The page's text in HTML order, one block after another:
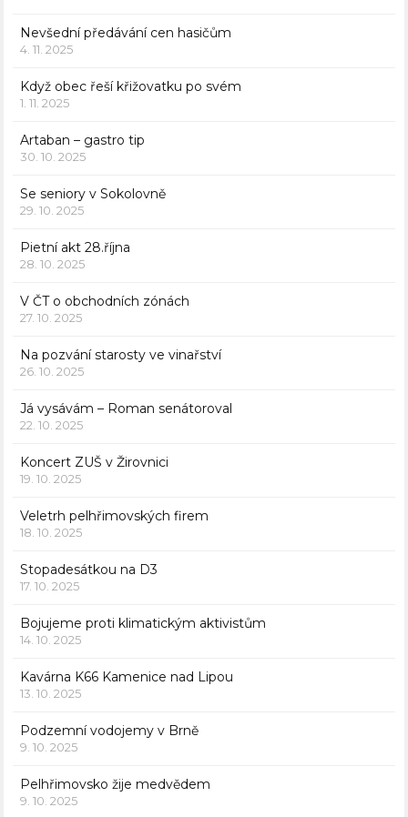
Nevšední předávání cen hasičům
4. 11. 2025
Když obec řeší křižovatku po svém
1. 11. 2025
Artaban – gastro tip
30. 10. 2025
Se seniory v Sokolovně
29. 10. 2025
Pietní akt 28.října
28. 10. 2025
V ČT o obchodních zónách
27. 10. 2025
Na pozvání starosty ve vinařství
26. 10. 2025
Já vysávám – Roman senátoroval
22. 10. 2025
Koncert ZUŠ v Žirovnici
19. 10. 2025
Veletrh pelhřimovských firem
18. 10. 2025
Stopadesátkou na D3
17. 10. 2025
Bojujeme proti klimatickým aktivistům
14. 10. 2025
Kavárna K66 Kamenice nad Lipou
13. 10. 2025
Podzemní vodojemy v Brně
9. 10. 2025
Pelhřimovsko žije medvědem
9. 10. 2025